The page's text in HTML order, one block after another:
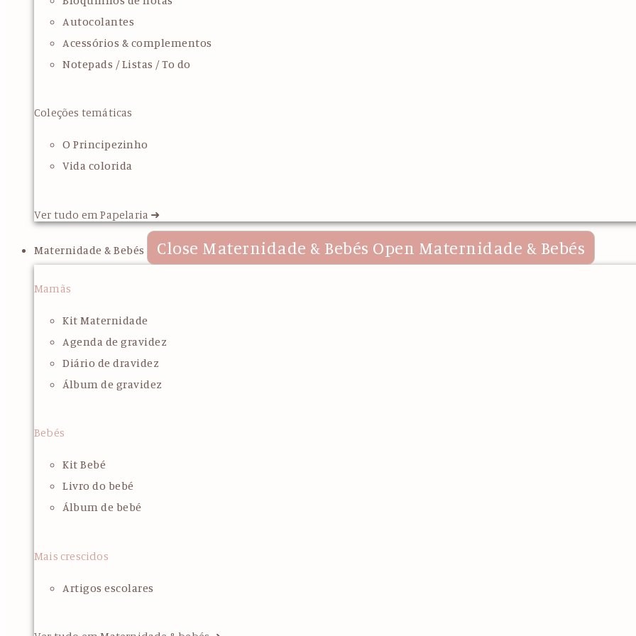
Autocolantes
Acessórios & complementos
Notepads / Listas / To do
Coleções temáticas
O Principezinho
Vida colorida
Ver tudo em Papelaria ➜
Maternidade & Bebés Close Maternidade & Bebés Open Maternidade & Bebés
Mamãs
Kit Maternidade
Agenda de gravidez
Diário de dravidez
Álbum de gravidez
Bebés
Kit Bebé
Livro do bebé
Álbum de bebé
Mais crescidos
Artigos escolares